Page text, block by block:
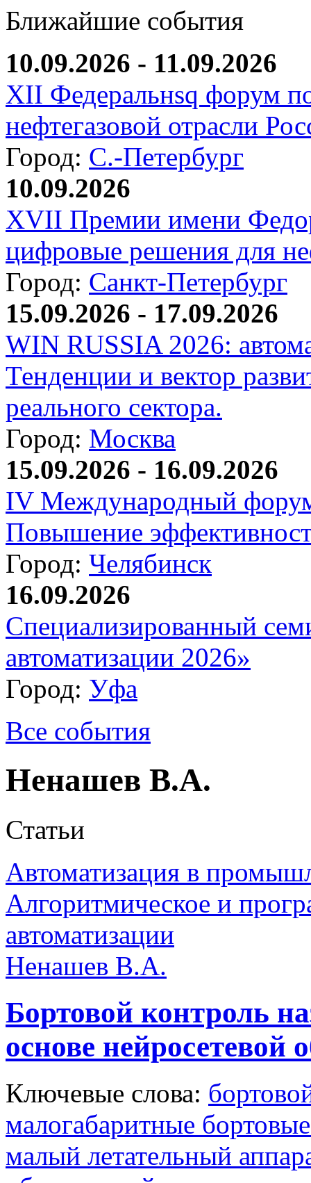
Ближайшие события
10.09.2026 - 11.09.2026
XII Федеральнsq форум
нефтегазовой отрасли
Город: С.-Петербург
10.09.2026
XVII Премии имени
цифровые решения для
Город: Санкт-Петербург
15.09.2026 - 17.09.2026
WIN RUSSIA 2026:
Тенденции и вектор
реального сектора.
Город: Москва
15.09.2026 - 16.09.2026
IV Международный
Повышение
Город: Челябинск
16.09.2026
Специализированный
автоматизации 2026»
Город: Уфа
Все события
Ненашев В.А.
Статьи
Автоматизация в
Алгоритмическое и
автоматизации
Ненашев В.А.
Бортовой контроль
основе нейросетевой
Ключевые слова:
малогабаритные
малый летательный